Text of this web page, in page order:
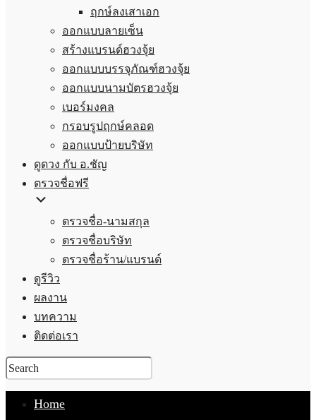
ฤกษ์ลงเสาเอก
ออกแบบลายเซ็น
สร้างแบรนด์ฮวงจุ้ย
ออกแบบบรรจุภัณฑ์ฮวงจุ้ย
ออกแบบนามบัตรฮวงจุ้ย
เบอร์มงคล
กรอบรูปฤกษ์คลอด
ออกแบบป้ายบริษัท
ดูดวง กับ อ.ชัญ
ตรวจชื่อฟรี
ตรวจชื่อ-นามสกุล
ตรวจชื่อบริษัท
ตรวจชื่อร้าน/แบรนด์
ดูรีวิว
ผลงาน
บทความ
ติดต่อเรา
Home